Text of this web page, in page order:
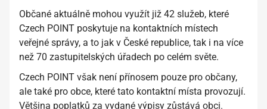
Občané aktuálně mohou využít již 42 služeb, které
Czech POINT poskytuje na kontaktních místech
veřejné správy, a to jak v České republice, tak i na více
než 70 zastupitelských úřadech po celém světe.
Czech POINT však není přínosem pouze pro občany,
ale také pro obce, které tato kontaktní místa provozují.
Většina poplatků za vydané výpisy zůstává obci.